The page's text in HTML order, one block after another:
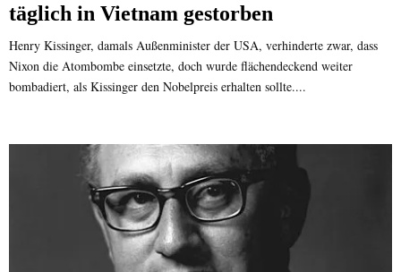
täglich in Vietnam gestorben
Henry Kissinger, damals Außenminister der USA, verhinderte zwar, dass
Nixon die Atombombe einsetzte, doch wurde flächendeckend weiter
bombadiert, als Kissinger den Nobelpreis erhalten sollte....